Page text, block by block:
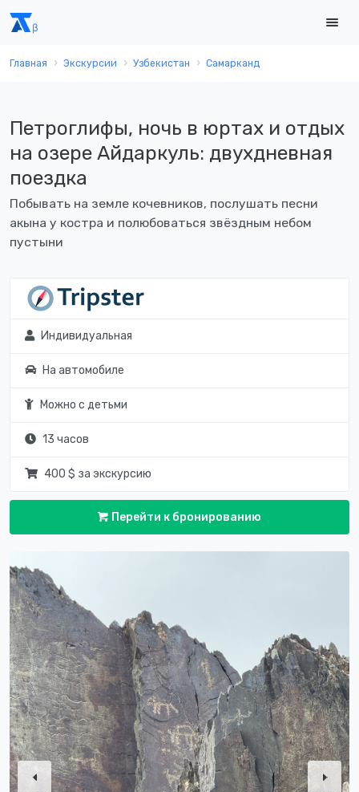
Главная Экскурсии Узбекистан Самарканд
Петроглифы, ночь в юртах и отдых
на озере Айдаркуль: двухдневная
поездка
Побывать на земле кочевников, послушать песни
акына у костра и полюбоваться звёздным небом
пустыни
Индивидуальная
На автомобиле
Можно с детьми
13 часов
400 $ за экскурсию
Перейти к бронированию